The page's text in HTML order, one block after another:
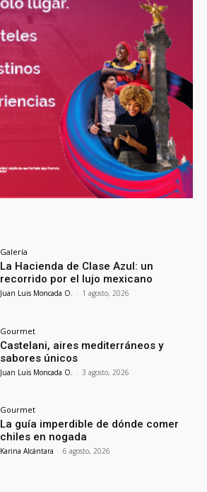
Galería
La Hacienda de Clase Azul: un
recorrido por el lujo mexicano
Juan Luis Moncada O. - 1 agosto, 2026
Gourmet
Castelani, aires mediterráneos y
sabores únicos
Juan Luis Moncada O. - 3 agosto, 2026
Gourmet
La guía imperdible de dónde comer
chiles en nogada
Karina Alcántara - 6 agosto, 2026